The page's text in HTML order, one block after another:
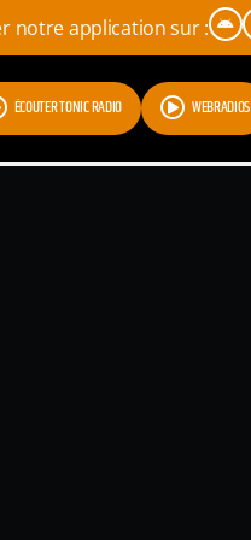
notre application sur :
ÉCOUTER TONIC RADIO WEBRADIOS